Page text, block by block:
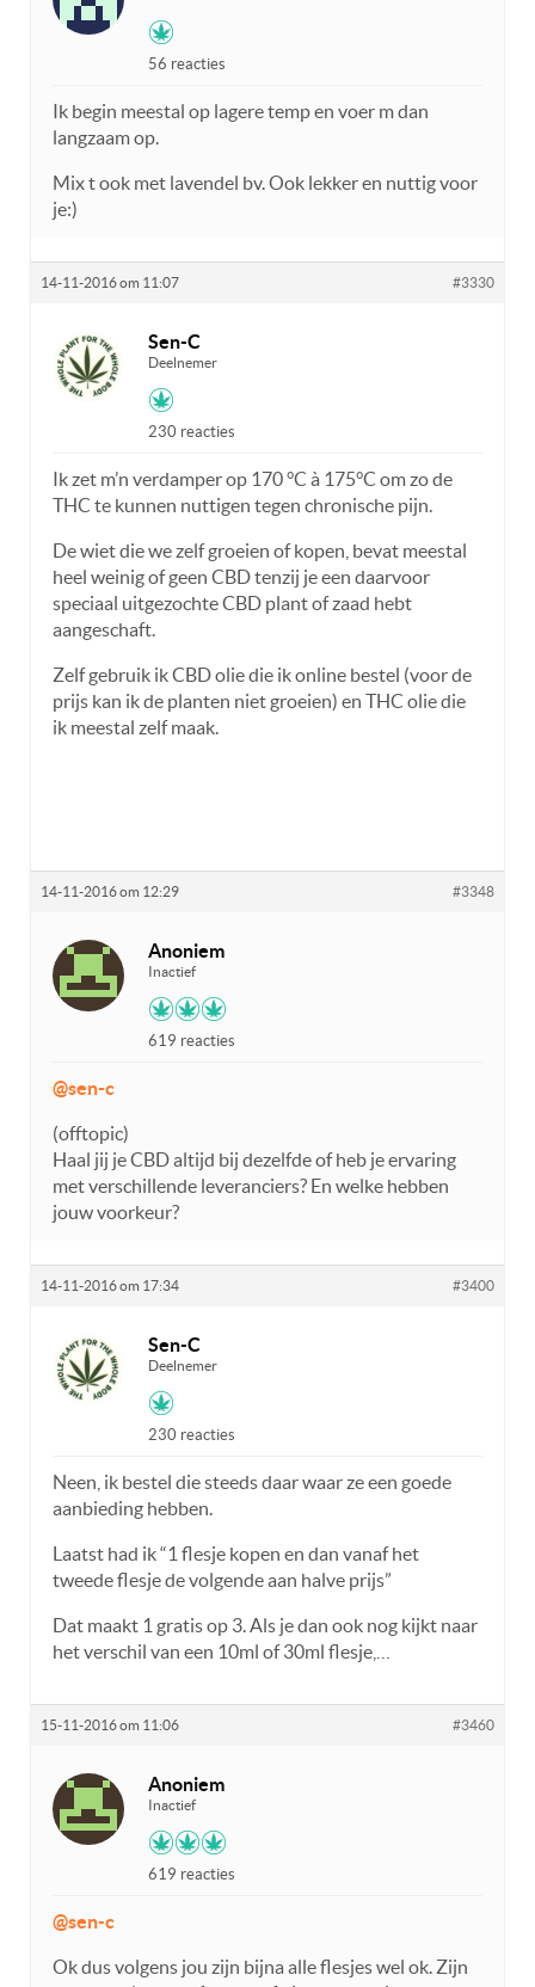
56 reacties
Ik begin meestal op lagere temp en voer m dan
langzaam op.
Mix t ook met lavendel bv. Ook lekker en nuttig voor
je:)
14-11-2016 om 11:07 #3330
Sen-C
Deelnemer
230 reacties
Ik zet m’n verdamper op 170 °C à 175°C om zo de
THC te kunnen nuttigen tegen chronische pijn.
De wiet die we zelf groeien of kopen, bevat meestal
heel weinig of geen CBD tenzij je een daarvoor
speciaal uitgezochte CBD plant of zaad hebt
aangeschaft.
Zelf gebruik ik CBD olie die ik online bestel (voor de
prijs kan ik de planten niet groeien) en THC olie die
ik meestal zelf maak.
14-11-2016 om 12:29 #3348
Anoniem
Inactief
619 reacties
@sen-c
(offtopic)
Haal jij je CBD altijd bij dezelfde of heb je ervaring
met verschillende leveranciers? En welke hebben
jouw voorkeur?
14-11-2016 om 17:34 #3400
Sen-C
Deelnemer
230 reacties
Neen, ik bestel die steeds daar waar ze een goede
aanbieding hebben.
Laatst had ik “1 flesje kopen en dan vanaf het
tweede flesje de volgende aan halve prijs”
Dat maakt 1 gratis op 3. Als je dan ook nog kijkt naar
het verschil van een 10ml of 30ml flesje,…
15-11-2016 om 11:06 #3460
Anoniem
Inactief
619 reacties
@sen-c
Ok dus volgens jou zijn bijna alle flesjes wel ok. Zijn